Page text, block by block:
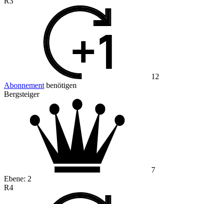
12
Abonnement benötigen
Bergsteiger
7
Ebene: 2
R4